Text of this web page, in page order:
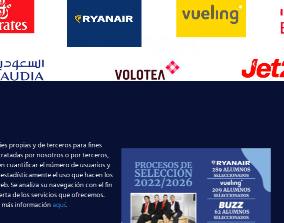
de Vuelo?
bien sabido el aumento que está experimentando el
creación de nuevas flotas de aeronaves y el
nuevas compañías aéreas de bajo coste, lo que
profesiónde Tripulante de Cabina de Pasajeros
un crecimiento espectacular.
a nuestros largos años de afianzada experiencia en la
propias y de terceros para fines
por nosotros o por terceros,
cuantificar el número de usuarios y
el uso que hacen los
Se analiza su navegación con el fin
de los servicios que ofrecemos.
informaciónaquí.